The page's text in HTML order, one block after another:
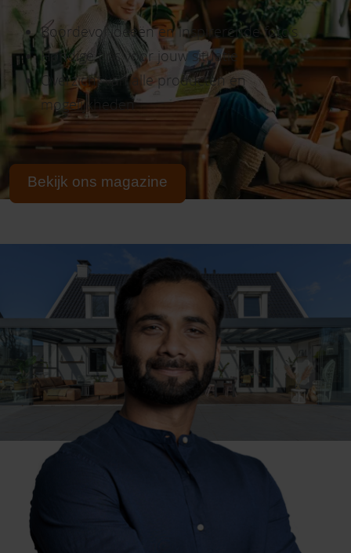
Boordevol ideeën en inspirerende foto’s
Handige tips voor jouw situatie
Overzicht van alle producten en
mogelijkheden
Bekijk ons magazine